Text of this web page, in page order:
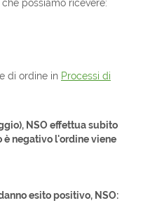
possiamo ricevere:
di ordine in Processi di
NSO effettua subito
negativo l'ordine viene
esito positivo, NSO: